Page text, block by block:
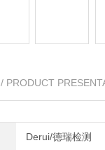
/ PRODUCT
Derui/德瑞检测